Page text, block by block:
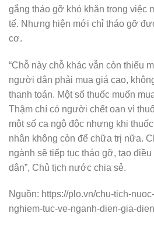
gắng tháo gỡ khó khăn trong việc
tế. Nhưng hiện mới chỉ tháo gỡ
cơ.
“Chỗ này chỗ khác vẫn còn thiếu
người dân phải mua giá cao,
thanh toán. Một số thuốc muốn
Thậm chí có người chết oan vì
một số ca ngộ độc nhưng khi
nhân không còn để chữa trị nữa.
ngành sẽ tiếp tục tháo gỡ, tạo
dân”, Chủ tịch nước chia sẻ.
Nguồn: https://plo.vn/chu-tich-
nghiem-tuc-ve-nganh-dien-gia-